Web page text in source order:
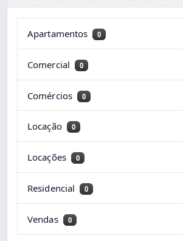
Apartamentos 0
Comercial 0
Comércios 0
Locação 0
Locações 0
Residencial 0
Vendas 0